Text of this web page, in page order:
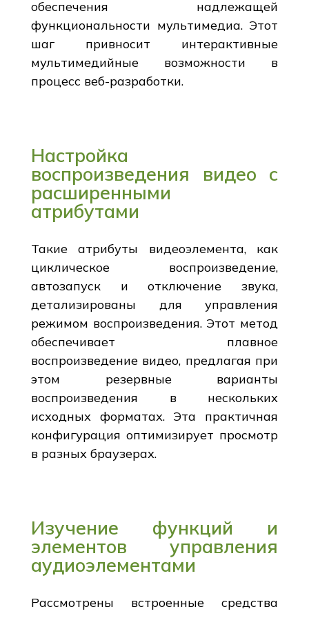
обеспечения надлежащей
функциональности мультимедиа. Этот
шаг привносит интерактивные
мультимедийные возможности в
процесс веб-разработки.
Настройка
воспроизведения видео с
расширенными
атрибутами
Такие атрибуты видеоэлемента, как
циклическое воспроизведение,
автозапуск и отключение звука,
детализированы для управления
режимом воспроизведения. Этот метод
обеспечивает плавное
воспроизведение видео, предлагая при
этом резервные варианты
воспроизведения в нескольких
исходных форматах. Эта практичная
конфигурация оптимизирует просмотр
в разных браузерах.
Изучение функций и
элементов управления
аудиоэлементами
Рассмотрены встроенные средства